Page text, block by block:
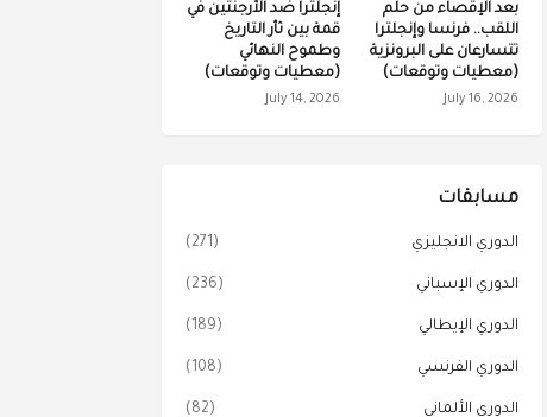
بعد الإقصاء من حلم
اللقب.. فرنسا وإنجلترا
تتسارعان على البرونزية
(معطيات وتوقعات)
July 16, 2026
إنجلترا ضد الأرجنتين في
قمة بين ثأر التاريخ
وطموح النهائي
(معطيات وتوقعات)
July 14, 2026
مسابقات
الدوري الانجليزي (271)
الدوري الإسباني (236)
الدوري الإيطالي (189)
الدوري الفرنسي (108)
الدوري الألماني (82)